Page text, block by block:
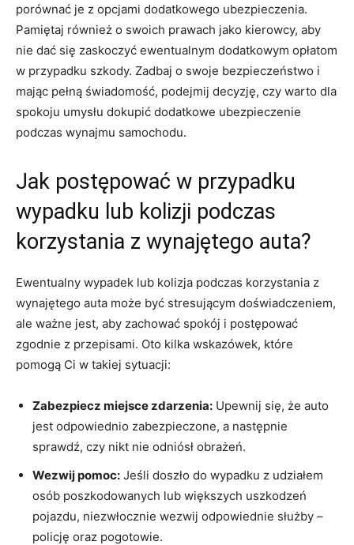
porównać je z ​opcjami dodatkowego ubezpieczenia.
Pamiętaj również o swoich⁢ prawach jako kierowcy, aby
nie dać się⁤ zaskoczyć ewentualnym dodatkowym opłatom
w przypadku⁤ szkody.⁤ Zadbaj o swoje ⁢bezpieczeństwo i
mając pełną⁣ świadomość, podejmij decyzję, czy warto ⁣dla
spokoju umysłu dokupić dodatkowe ubezpieczenie
podczas wynajmu ⁣samochodu.
Jak⁣ postępować w przypadku
wypadku lub kolizji podczas
korzystania z wynajętego auta?
Ewentualny wypadek lub kolizja podczas korzystania z
wynajętego auta może być stresującym doświadczeniem,
ale ważne jest, ‍aby zachować ​spokój i postępować
zgodnie​ z przepisami. Oto kilka wskazówek, które
pomogą ⁣Ci w ‌takiej⁤ sytuacji:
Zabezpiecz miejsce zdarzenia: Upewnij ​się,⁤ że auto
jest odpowiednio zabezpieczone, a następnie
sprawdź, ‍czy‌ nikt nie odniósł obrażeń.
Wezwij pomoc: Jeśli doszło do⁤ wypadku z‌ udziałem
osób poszkodowanych lub⁣ większych uszkodzeń
pojazdu, niezwłocznie wezwij odpowiednie​ służby –
policję​ oraz pogotowie.